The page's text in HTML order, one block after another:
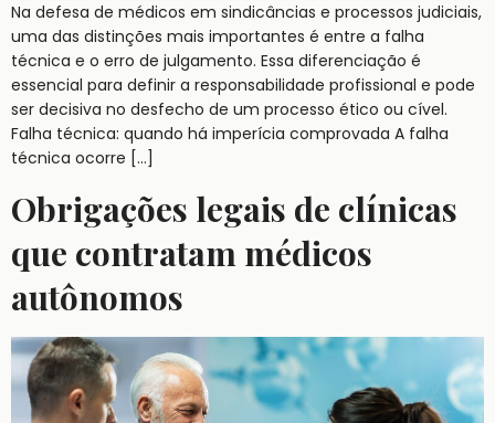
Na defesa de médicos em sindicâncias e processos judiciais,
uma das distinções mais importantes é entre a falha
técnica e o erro de julgamento. Essa diferenciação é
essencial para definir a responsabilidade profissional e pode
ser decisiva no desfecho de um processo ético ou cível.
Falha técnica: quando há imperícia comprovada A falha
técnica ocorre […]
Obrigações legais de clínicas
que contratam médicos
autônomos